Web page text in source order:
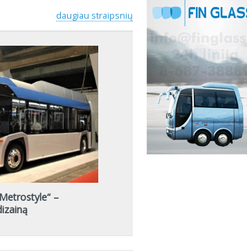
daugiau straipsnių
–